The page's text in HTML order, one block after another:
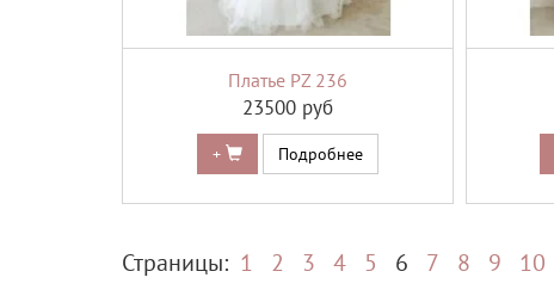
Платье PZ 236
23500 руб
+ Подробнее
Страницы: 1 2 3 4 5 6 7 8 9 10